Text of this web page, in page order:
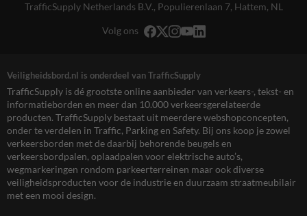
TrafficSupply Netherlands B.V., Populierenlaan 7, Hattem, NL
Volg ons
Veiligheidsbord.nl is onderdeel van TrafficSupply
TrafficSupply is dé grootste online aanbieder van verkeers-, tekst- en
informatieborden en meer dan 10.000 verkeersgerelateerde
producten. TrafficSupply bestaat uit meerdere webshopconcepten,
onder te verdelen in Traffic, Parking en Safety. Bij ons koop je zowel
verkeersborden met de daarbij behorende beugels en
verkeersbordpalen, oplaadpalen voor elektrische auto’s,
wegmarkeringen rondom parkeerterreinen maar ook diverse
veiligheidsproducten voor de industrie en duurzaam straatmeubilair
met een mooi design.